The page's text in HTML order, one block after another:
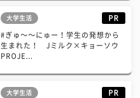
大学生活 PR
#ぎゅ〜〜にゅー！学生の発想から
生まれた！ Jミルク×キョーソウ
PROJE...
大学生活 PR